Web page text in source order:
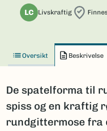
LC Livskraftig
Oversikt Beskrivelse
De spatelforma til
spiss og en kraftig
rundgittermose fra